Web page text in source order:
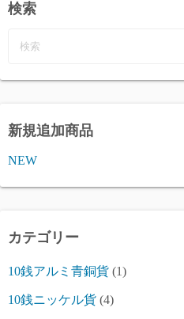
検索
新規追加商品
NEW
カテゴリー
10銭アルミ青銅貨 (1)
10銭ニッケル貨 (4)